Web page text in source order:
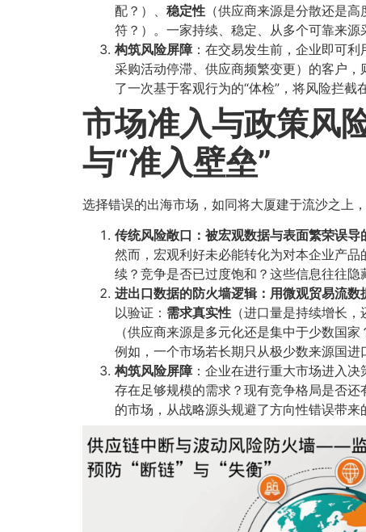
配？）、​ 稳定性 （供应商来源是分散还是
符？）。一家持续、稳定、从多个可靠来源
构筑风险屏障 ：在交易发生前，企业即可
采购活动停滞、供应商频繁变更）的客户
了一次基于客观行为的“体检”，将风险拦截
市场准入与政策风
与“准入壁垒”​
选择错误的出海市场，如同将大厦建于流沙之上
传统风险敞口：被宏观数据与表面繁荣误导
然而，宏观利好未必能转化为对本企业产
续？竞争是否已过度饱和？这些信息往往隐
进出口数据的防火墙逻辑：用微观贸易流数
以验证：​ 需求真实性 （进口量是持续增长，
（供应商来源是多元化还是集中于少数国
例如，一个市场若长期只从极少数来源国进
构筑风险屏障 ：企业在进行重大市场进入
存在足够规模的需求？现有竞争格局是否
的市场，从战略源头规避了方向性错误带来